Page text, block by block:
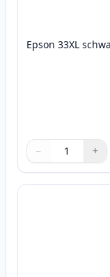
Epson 33XL
Menge
Verwenden Sie
− +
Menge 1